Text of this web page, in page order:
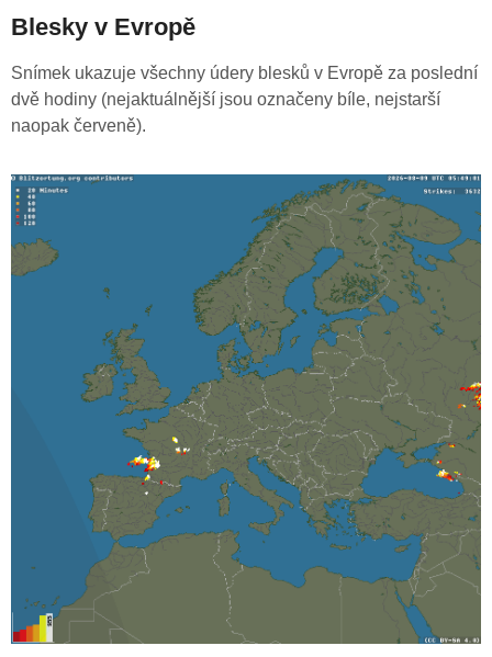
Blesky v Evropě
Snímek ukazuje všechny údery blesků v Evropě za poslední
dvě hodiny (nejaktuálnější jsou označeny bíle, nejstarší
naopak červeně).